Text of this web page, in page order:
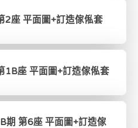
2座 平面圖+訂造傢俬套
1B座 平面圖+訂造傢俬套
期 第6座 平面圖+訂造傢